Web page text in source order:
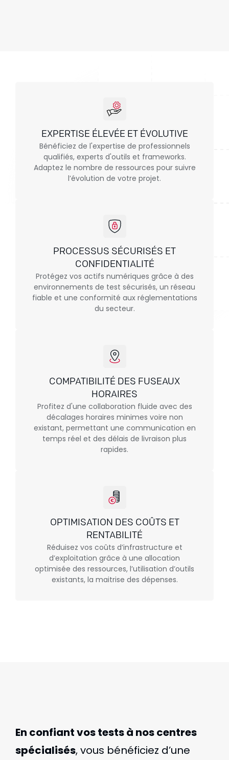
EXPERTISE ÉLEVÉE ET ÉVOLUTIVE
Bénéficiez de l'expertise de professionnels
qualifiés, experts d'outils et frameworks.
Adaptez le nombre de ressources pour suivre
l’évolution de votre projet.
PROCESSUS SÉCURISÉS ET
CONFIDENTIALITÉ
Protégez vos actifs numériques grâce à des
environnements de test sécurisés, un réseau
fiable et une conformité aux réglementations
du secteur.
COMPATIBILITÉ DES FUSEAUX
HORAIRES
Profitez d'une collaboration fluide avec des
décalages horaires minimes voire non
existant, permettant une communication en
temps réel et des délais de livraison plus
rapides.
OPTIMISATION DES COÛTS ET
RENTABILITÉ
Réduisez vos coûts d’infrastructure et
d’exploitation grâce à une allocation
optimisée des ressources, l’utilisation d’outils
existants, la maitrise des dépenses.
En confiant vos tests à nos centres
spécialisés, vous bénéficiez d’une